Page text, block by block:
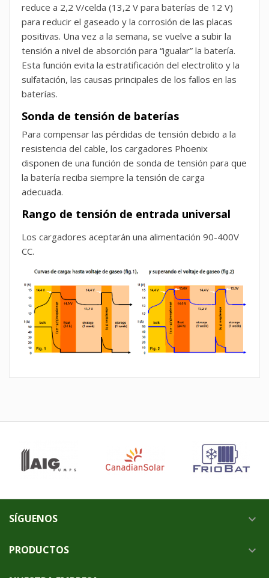
reduce a 2,2 V/celda (13,2 V para baterías de 12 V)
para reducir el gaseado y la corrosión de las placas
positivas. Una vez a la semana, se vuelve a subir la
tensión a nivel de absorción para “igualar” la batería.
Esta función evita la estratificación del electrolito y la
sulfatación, las causas principales de los fallos en las
baterías.
Sonda de tensión de baterías
Para compensar las pérdidas de tensión debido a la
resistencia del cable, los cargadores Phoenix
disponen de una función de sonda de tensión para que
la batería reciba siempre la tensión de carga
adecuada.
Rango de tensión de entrada universal
Los cargadores aceptarán una alimentación 90-400V
CC.
SÍGUENOS 
PRODUCTOS 